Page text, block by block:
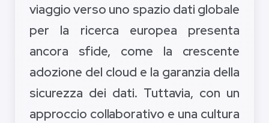
viaggio verso uno spazio dati globale
per la ricerca europea presenta
ancora sfide, come la crescente
adozione del cloud e la garanzia della
sicurezza dei dati. Tuttavia, con un
approccio collaborativo e una cultura